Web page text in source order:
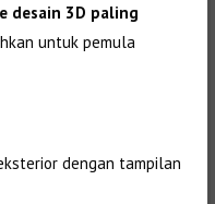
desain 3D paling
untuk pemula
dengan tampilan